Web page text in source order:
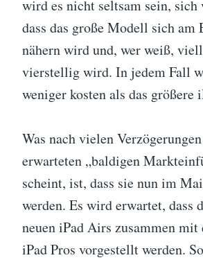
wird es nicht seltsam sein, sich
dass das große Modell sich am
nähern wird und, wer weiß,
vierstellig wird. In jedem Fall
weniger kosten als das größere
Was nach vielen
erwarteten „baldigen
scheint, ist, dass sie nun im
werden. Es wird erwartet, dass
neuen iPad Airs zusammen mit
iPad Pros vorgestellt werden.